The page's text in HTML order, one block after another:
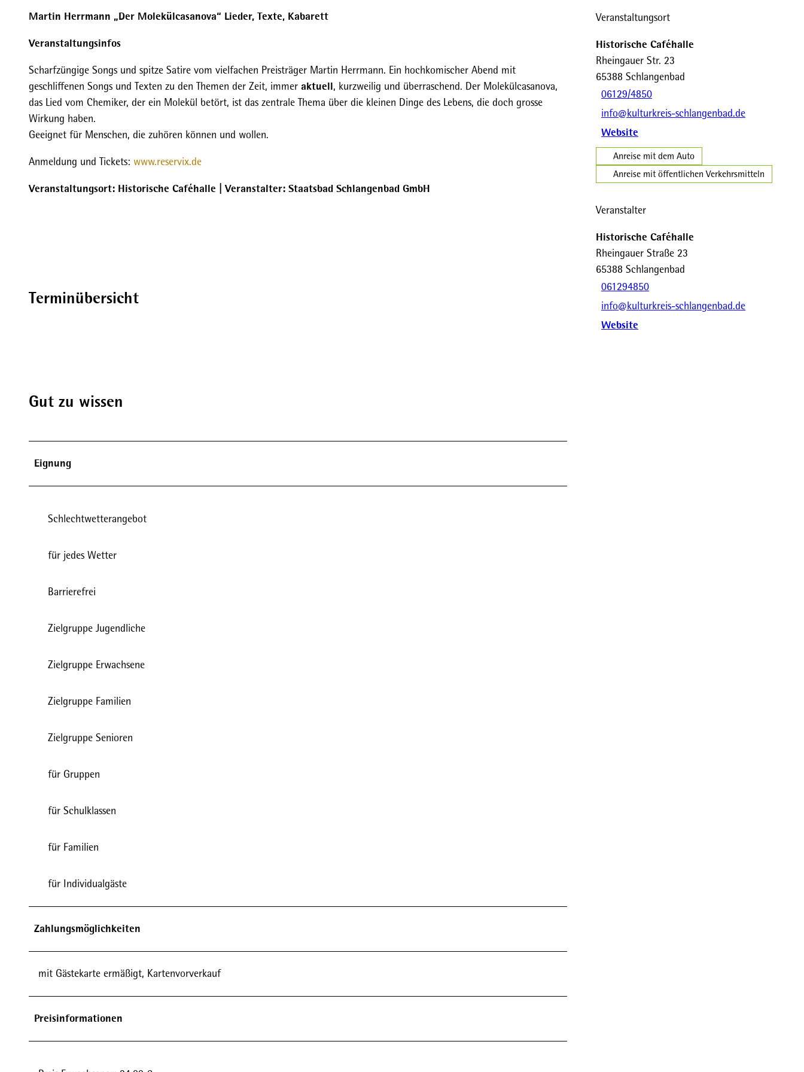
H
r
m
a
n
n
.
p
Martin Herrmann „Der Molekülcasanova“ Lieder, Texte, Kabarett
Veranstaltungsinfos
Scharfzüngige Songs und spitze Satire vom vielfachen Preisträger Martin Herrmann. Ein hochkomischer Abend mit
geschliffenen Songs und Texten zu den Themen der Zeit, immer aktuell, kurzweilig und überraschend. Der Molekülcasanova,
das Lied vom Chemiker, der ein Molekül betört, ist das zentrale Thema über die kleinen Dinge des Lebens, die doch grosse
Wirkung haben.
Geeignet für Menschen, die zuhören können und wollen.
Anmeldung und Tickets: www.reservix.de
Veranstaltungsort: Historische Caféhalle | Veranstalter: Staatsbad Schlangenbad GmbH
Terminübersicht
Gut zu wissen
Eignung
Schlechtwetterangebot
für jedes Wetter
Barrierefrei
Zielgruppe Jugendliche
Zielgruppe Erwachsene
Zielgruppe Familien
Zielgruppe Senioren
für Gruppen
für Schulklassen
für Familien
für Individualgäste
Zahlungsmöglichkeiten
mit Gästekarte ermäßigt, Kartenvorverkauf
Preisinformationen
Veranstaltungsort
Historische Caféhalle
Rheingauer Str. 23
65388 Schlangenbad
06129/4850
info@kulturkreis-schlangenbad.de
Website
Anreise mit dem Auto
Anreise mit öffentlichen Verkehrsmitteln
Veranstalter
Historische Caféhalle
Rheingauer Straße 23
65388 Schlangenbad
061294850
info@kulturkreis-schlangenbad.de
Website